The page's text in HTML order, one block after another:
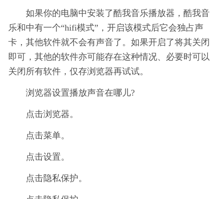
如果你的电脑中安装了酷我音乐播放器，酷我音
乐和中有一个“hifi模式”，开启该模式后它会独占声
卡，其他软件就不会有声音了。如果开启了将其关闭
即可，其他的软件亦可能存在这种情况、必要时可以
关闭所有软件，仅存浏览器再试试。
浏览器设置播放声音在哪儿?
点击浏览器。
点击菜单。
点击设置。
点击隐私保护。